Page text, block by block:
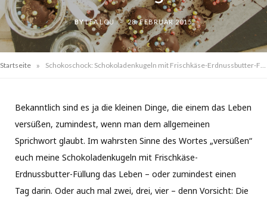
BY LEA LOU 28. FEBRUAR 2015
Startseite »
Bekanntlich sind es ja die kleinen Dinge, die einem das Leben
versüßen, zumindest, wenn man dem allgemeinen
Sprichwort glaubt. Im wahrsten Sinne des Wortes „versüßen“
euch meine Schokoladenkugeln mit Frischkäse-
Erdnussbutter-Füllung das Leben – oder zumindest einen
Tag darin. Oder auch mal zwei, drei, vier – denn Vorsicht: Die